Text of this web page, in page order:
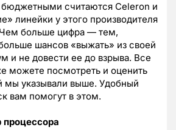
считаются Celeron и
линейки у этого производителя
больше цифра — тем,
шансов «выжать» из своей
и не довести ее до взрыва. Все
можете посмотреть и оценить
мы указывали выше. Удобный
вам помогут в этом.
процессора